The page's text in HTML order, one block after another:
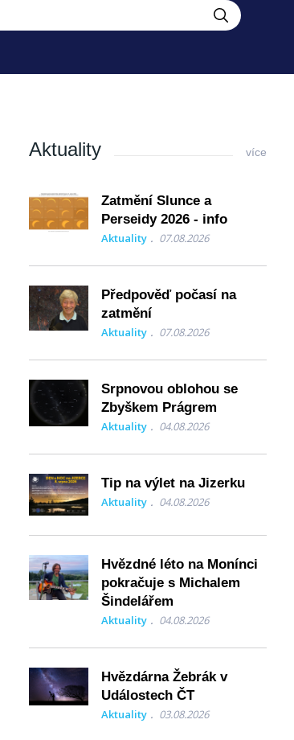
Aktuality více
Zatmění Slunce a
Perseidy 2026 - info
Aktuality 07.08.2026
Předpověď počasí na
zatmění
Aktuality 07.08.2026
Srpnovou oblohou se
Zbyškem Prágrem
Aktuality 04.08.2026
Tip na výlet na Jizerku
Aktuality 04.08.2026
Hvězdné léto na Monínci
pokračuje s Michalem
Šindelářem
Aktuality 04.08.2026
Hvězdárna Žebrák v
Událostech ČT
Aktuality 03.08.2026